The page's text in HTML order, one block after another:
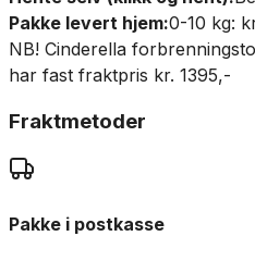
Pakke levert hjem:0-10 kg:
NB! Cinderella
har fast fraktpris kr. 1395,-
Fraktmetoder
Pakke i postkasse